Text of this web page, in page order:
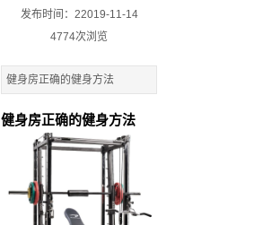
发布时间：22019-11-14
4774次浏览
健身房正确的健身方法
健身房正确的健身方法